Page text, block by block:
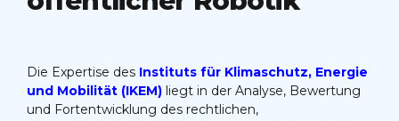
Die Expertise des Instituts für Klimaschutz, Energie
und Mobilität (IKEM) liegt in der Analyse, Bewertung
und Fortentwicklung des rechtlichen,